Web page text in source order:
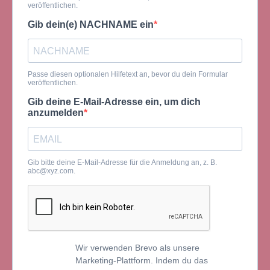
veröffentlichen.
Gib dein(e) NACHNAME ein
Passe diesen optionalen Hilfetext an, bevor du dein Formular
veröffentlichen.
Gib deine E-Mail-Adresse ein, um dich
anzumelden
Gib bitte deine E-Mail-Adresse für die Anmeldung an, z. B.
abc@xyz.com.
Wir verwenden Brevo als unsere
Marketing-Plattform. Indem du das